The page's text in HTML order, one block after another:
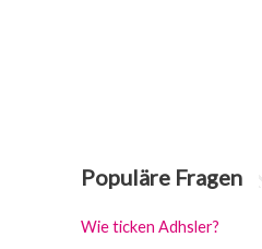
Populäre Fragen
Wie ticken Adhsler?